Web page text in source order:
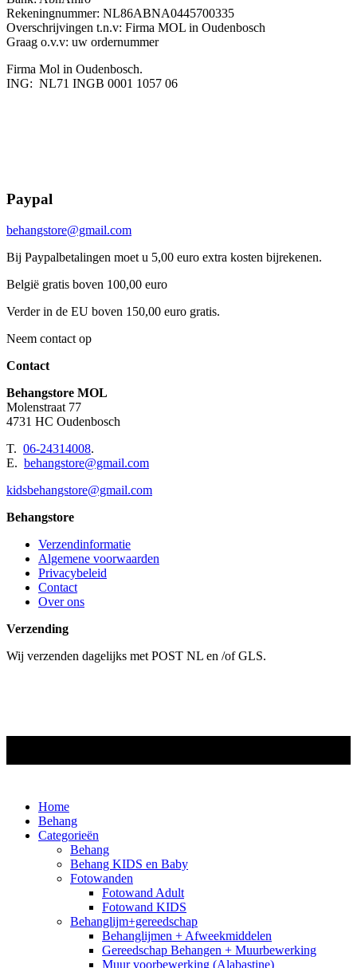
Rekeningnummer: NL86ABNA0445700335
Overschrijvingen t.n.v: Firma MOL in Oudenbosch
Graag o.v.v: uw ordernummer
Firma Mol in Oudenbosch.
ING: NL71 INGB 0001 1057 06
Paypal
behangstore@gmail.com
Bij Paypalbetalingen moet u 5,00 euro extra kosten bijrekenen.
België gratis boven 100,00 euro
Verder in de EU boven 150,00 euro gratis.
Neem contact op
Contact
Behangstore MOL
Molenstraat 77
4731 HC Oudenbosch
T. 06-24314008.
E. behangstore@gmail.com
kidsbehangstore@gmail.com
Behangstore
Verzendinformatie
Algemene voorwaarden
Privacybeleid
Contact
Over ons
Verzending
Wij verzenden dagelijks met POST NL en /of GLS.
Home
Behang
Categorieën
Behang
Behang KIDS en Baby
Fotowanden
Fotowand Adult
Fotowand KIDS
Behanglijm+gereedschap
Behanglijmen + Afweekmiddelen
Gereedschap Behangen + Muurbewerking
Muur voorbewerking (Alabastine)